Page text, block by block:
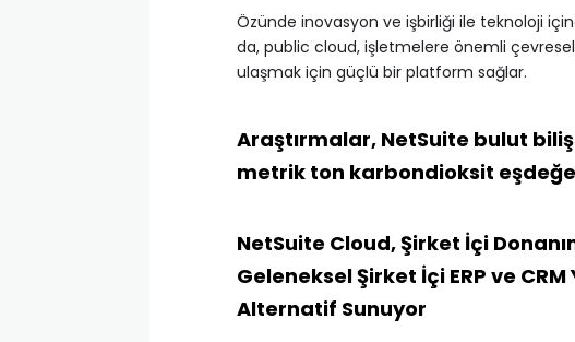
Özünde inovasyon ve işbirliği ile teknoloji
da, public cloud, işletmelere önemli
ulaşmak için güçlü bir platform sağlar.
Araştırmalar, NetSuite bulut
metrik ton karbondioksit
NetSuite Cloud, Şirket İçi
Geleneksel Şirket İçi ERP ve
Alternatif Sunuyor